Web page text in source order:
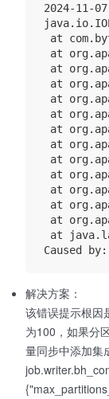
2024-11-
at
at
at
at
at
at
at
at
at
at
at
at
at
at
解决方案：
该错误提示根因
为100，如果分
量同步中添加集